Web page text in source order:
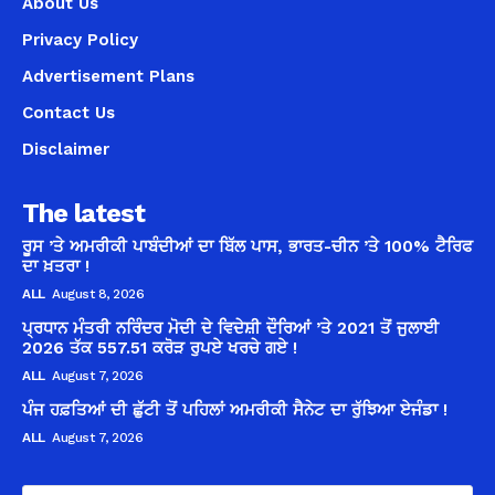
Privacy Policy
Advertisement Plans
Contact Us
Disclaimer
The latest
ਰੂਸ ’ਤੇ ਅਮਰੀਕੀ ਪਾਬੰਦੀਆਂ ਦਾ ਬਿੱਲ ਪਾਸ, ਭਾਰਤ-ਚੀਨ ’ਤੇ 100% ਟੈਰਿਫ
ਦਾ ਖ਼ਤਰਾ !
ALL August 8, 2026
ਪ੍ਰਧਾਨ ਮੰਤਰੀ ਨਰਿੰਦਰ ਮੋਦੀ ਦੇ ਵਿਦੇਸ਼ੀ ਦੌਰਿਆਂ ’ਤੇ 2021 ਤੋਂ ਜੁਲਾਈ
2026 ਤੱਕ 557.51 ਕਰੋੜ ਰੁਪਏ ਖਰਚੇ ਗਏ !
ALL August 7, 2026
ਪੰਜ ਹਫ਼ਤਿਆਂ ਦੀ ਛੁੱਟੀ ਤੋਂ ਪਹਿਲਾਂ ਅਮਰੀਕੀ ਸੈਨੇਟ ਦਾ ਰੁੱਝਿਆ ਏਜੰਡਾ !
ALL August 7, 2026